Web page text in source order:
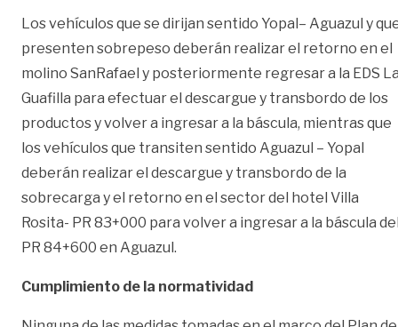
Los vehículos que se dirijan sentido Yopal– Aguazul y
presenten sobrepeso deberán realizar el retorno en el
molino SanRafael y posteriormente regresar a la EDS
Guafilla para efectuar el descargue y transbordo de los
productos y volver a ingresar a la báscula, mientras que
los vehículos que transiten sentido Aguazul – Yopal
deberán realizar el descargue y transbordo de la
sobrecarga y el retorno en el sector del hotel Villa
Rosita- PR 83+000 para volver a ingresar a la báscula
PR 84+600 en Aguazul.
Cumplimiento de la normatividad